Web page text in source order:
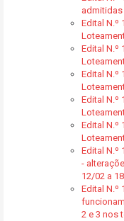
admitidas
Edital N.º
Edital N.º
Edital N.º
Edital N.º
Edital N.º
Edital N.º
-
12/02 a
Edital N.º
2 e 3 nos